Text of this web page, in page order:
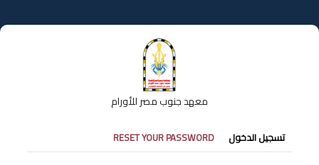
إلى
المحتوى
معهد جنوب مصر للأورام
التبويبات
الأساسية
تسجيل الدخول RESET YOUR PASSWORD